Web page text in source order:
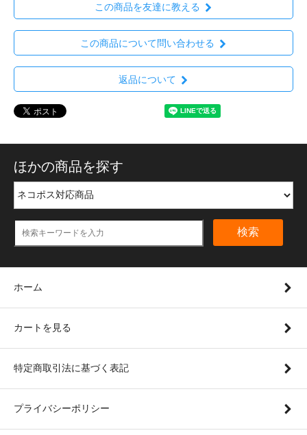
この商品を友達に教える
この商品について問い合わせる
返品について
ほかの商品を探す
検索
ホーム
カートを見る
特定商取引法に基づく表記
プライバシーポリシー